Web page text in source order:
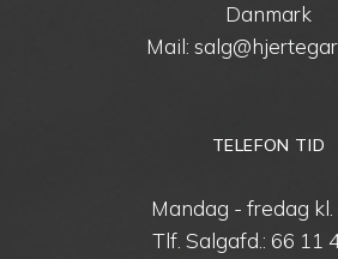
Danmark
Mail:
TELEFON TID
Mandag - fredag
Tlf. Salgafd.: 66 11